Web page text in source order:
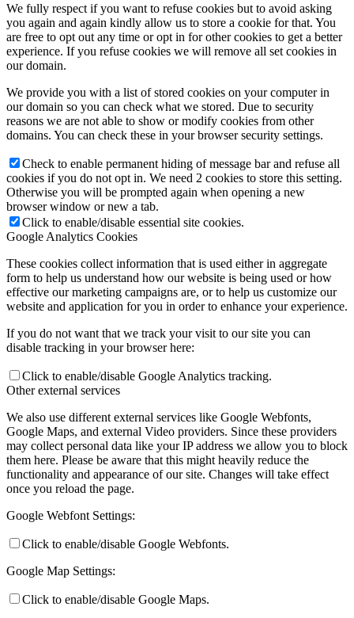
We fully respect if you want to refuse cookies but to avoid asking
you again and again kindly allow us to store a cookie for that. You
are free to opt out any time or opt in for other cookies to get a better
experience. If you refuse cookies we will remove all set cookies in
our domain.
We provide you with a list of stored cookies on your computer in
our domain so you can check what we stored. Due to security
reasons we are not able to show or modify cookies from other
domains. You can check these in your browser security settings.
Check to enable permanent hiding of message bar and refuse all
cookies if you do not opt in. We need 2 cookies to store this setting.
Otherwise you will be prompted again when opening a new
browser window or new a tab.
Click to enable/disable essential site cookies.
Google Analytics Cookies
These cookies collect information that is used either in aggregate
form to help us understand how our website is being used or how
effective our marketing campaigns are, or to help us customize our
website and application for you in order to enhance your experience.
If you do not want that we track your visit to our site you can
disable tracking in your browser here:
Click to enable/disable Google Analytics tracking.
Other external services
We also use different external services like Google Webfonts,
Google Maps, and external Video providers. Since these providers
may collect personal data like your IP address we allow you to block
them here. Please be aware that this might heavily reduce the
functionality and appearance of our site. Changes will take effect
once you reload the page.
Google Webfont Settings:
Click to enable/disable Google Webfonts.
Google Map Settings:
Click to enable/disable Google Maps.